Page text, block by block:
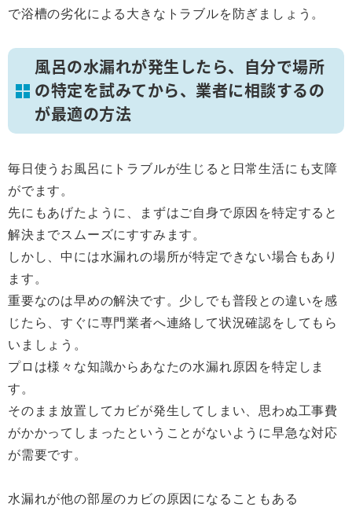
で浴槽の劣化による大きなトラブルを防ぎましょう。
風呂の水漏れが発生したら、自分で場所
の特定を試みてから、業者に相談するの
が最適の方法
毎日使うお風呂にトラブルが生じると日常生活にも支障
がでます。
先にもあげたように、まずはご自身で原因を特定すると
解決までスムーズにすすみます。
しかし、中には水漏れの場所が特定できない場合もあり
ます。
重要なのは早めの解決です。少しでも普段との違いを感
じたら、すぐに専門業者へ連絡して状況確認をしてもら
いましょう。
プロは様々な知識からあなたの水漏れ原因を特定しま
す。
そのまま放置してカビが発生してしまい、思わぬ工事費
がかかってしまったということがないように早急な対応
が需要です。
水漏れが他の部屋のカビの原因になることもある